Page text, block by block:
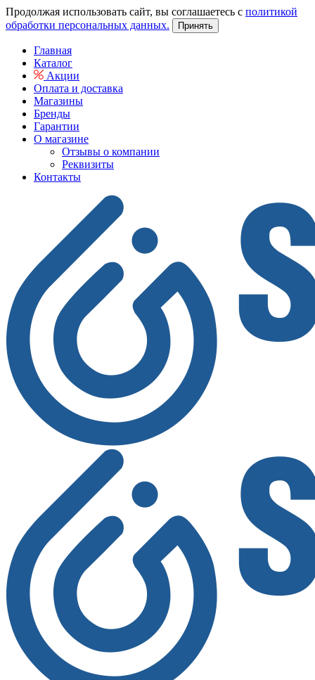
Продолжая использовать сайт, вы соглашаетесь с политикой
обработки персональных данных.
Принять
Главная
Каталог
Акции
Оплата и доставка
Магазины
Бренды
Гарантии
О магазине
Отзывы о компании
Реквизиты
Контакты